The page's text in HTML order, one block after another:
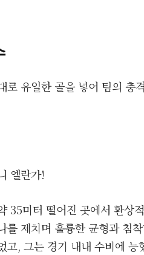
로 유일한 골을 넣어 팀의 충
엘란가!
35미터 떨어진 곳에서 환상
를 제치며 훌륭한 균형과 침
고, 그는 경기 내내 수비에